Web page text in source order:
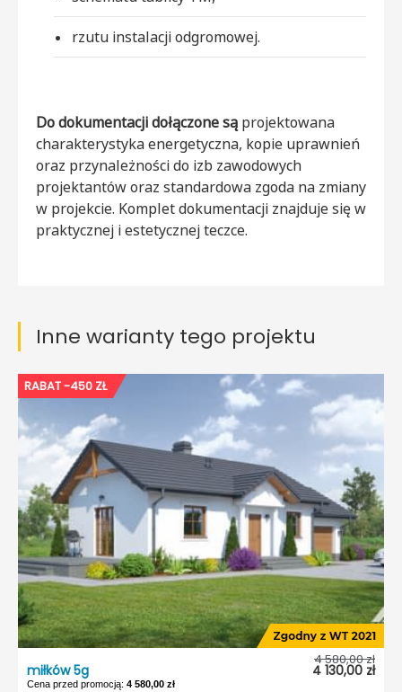
rzutu instalacji odgromowej.
Do dokumentacji dołączone są projektowana
charakterystyka energetyczna, kopie uprawnień
oraz przynależności do izb zawodowych
projektantów oraz standardowa zgoda na zmiany
w projekcie. Komplet dokumentacji znajduje się w
praktycznej i estetycznej teczce.
Inne warianty tego projektu
miłków 5g 4 130,00 zł
4 580,00 zł
RABAT -450 ZŁ
Cena przed promocją: 4 580,00 zł